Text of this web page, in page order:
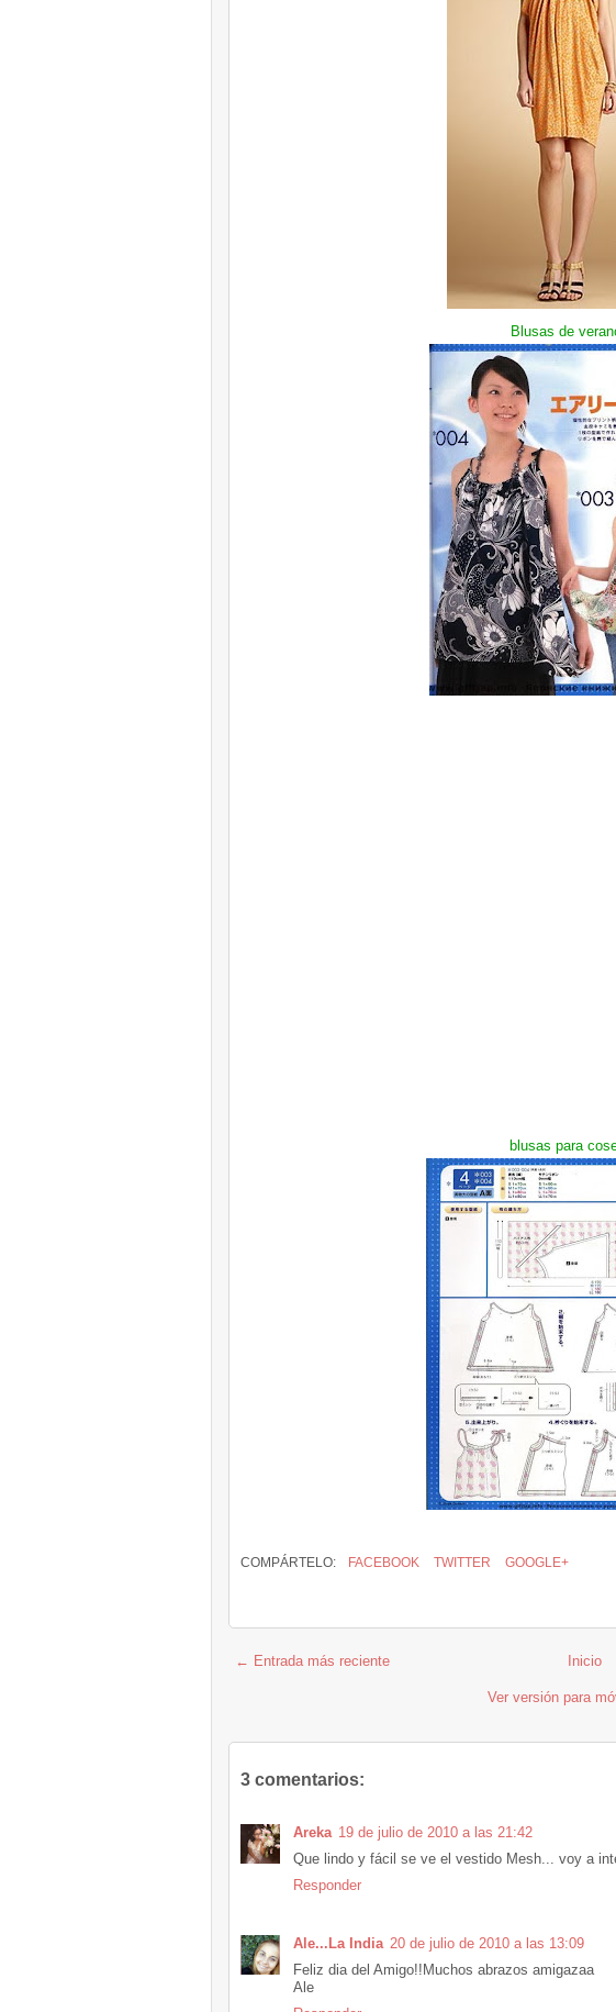
Blusas de
blusas para
COMPÁRTELO: FACEBOOK TWITTER GOOGLE+
← Entrada más reciente Inicio
Ver versión para
3 comentarios:
Areka 19 de julio de 2010 a las 21:42
Que lindo y fácil se ve el vestido Mesh... voy a
Responder
Ale...La India 20 de julio de 2010 a las 13:09
Feliz dia del Amigo!!Muchos abrazos amigazaa
Ale